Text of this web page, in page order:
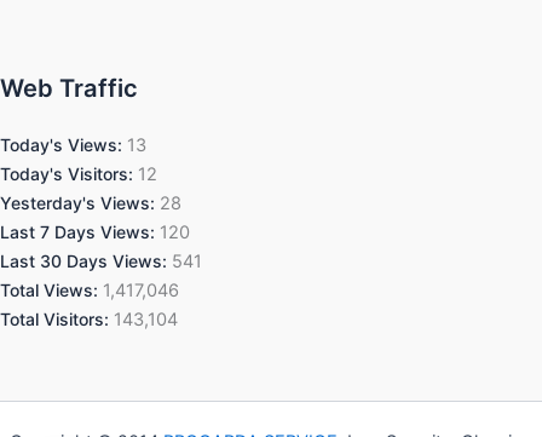
Web Traffic
Today's Views: 13
Today's Visitors: 12
Yesterday's Views: 28
Last 7 Days Views: 120
Last 30 Days Views: 541
Total Views: 1,417,046
Total Visitors: 143,104